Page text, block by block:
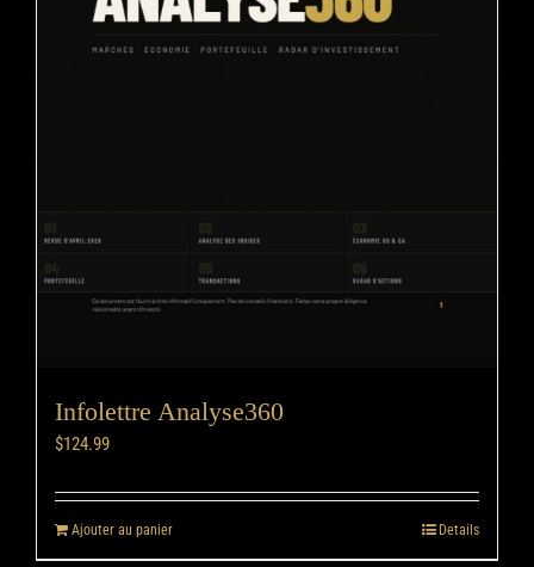
Infolettre Analyse360
$124.99
Ajouter au panier Details